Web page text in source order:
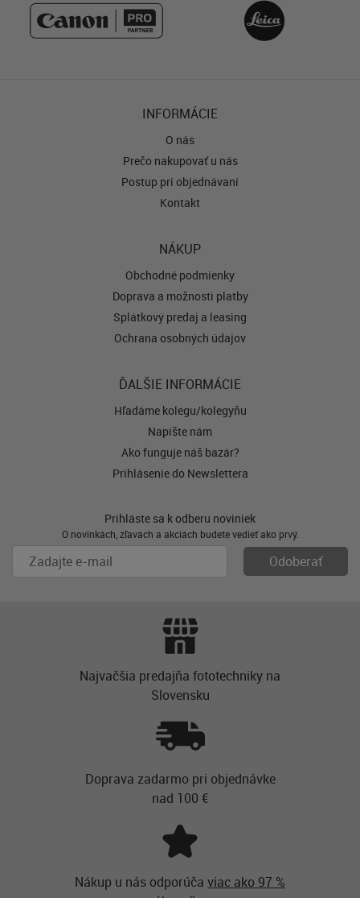
INFORMÁCIE
O nás
Prečo nakupovať u nás
Postup pri objednávaní
Kontakt
NÁKUP
Obchodné podmienky
Doprava a možnosti platby
Splátkový predaj a leasing
Ochrana osobných údajov
ĎALŠIE INFORMÁCIE
Hľadáme kolegu/kolegyňu
Napíšte nám
Ako funguje náš bazár?
Prihlásenie do Newslettera
Prihláste sa k odberu noviniek
O novinkách, zľavách a akciách budete vedieť ako prvý.
Najvačšia predajňa fototechniky na
Slovensku
Doprava zadarmo pri objednávke
nad 100 €
Nákup u nás odporúča viac ako 97 %